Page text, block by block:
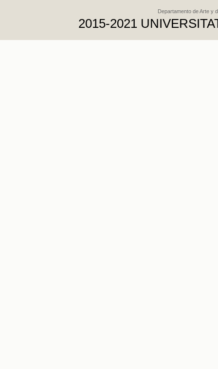
Departamento de Arte y
2015-2021